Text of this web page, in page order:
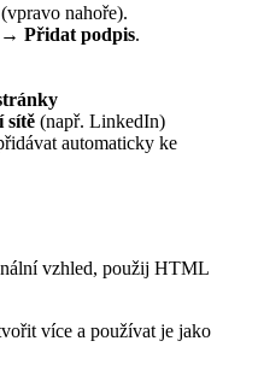
nahoře).
Přidat podpis.
sítě (např. LinkedIn)
automaticky ke
vzhled, použij HTML
více a používat je jako